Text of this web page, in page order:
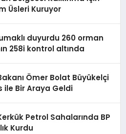
Üsleri Kuruyor
duyurdu 260 orman
258i kontrol altında
Ömer Bolat Büyükelçi
ile Bir Araya Geldi
Petrol Sahalarında BP
Kurdu